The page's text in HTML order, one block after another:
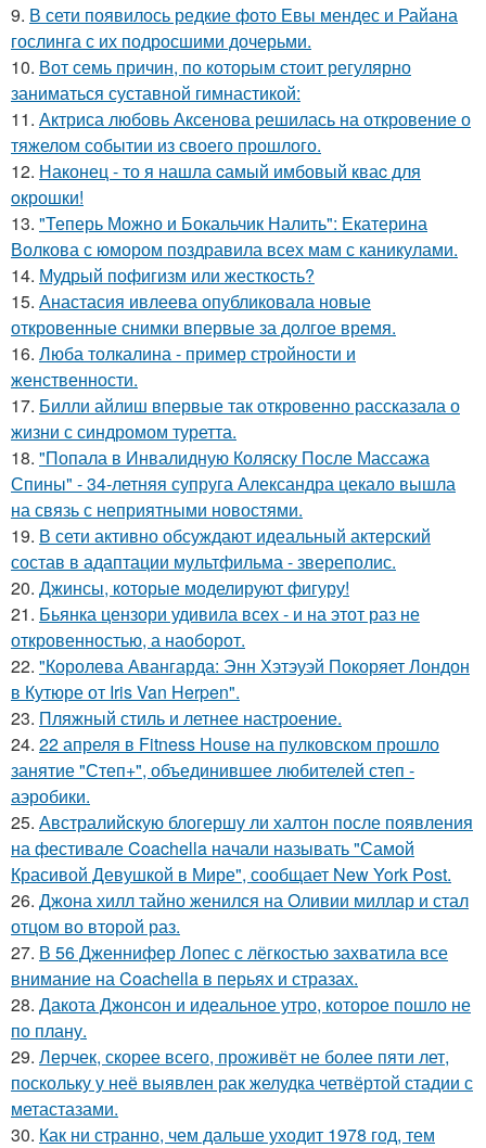
9. В сети появилось редкие фото Евы мендес и Райана
гослинга с их подросшими дочерьми.
10. Вот семь причин, по которым стоит регулярно
заниматься суставной гимнастикой:
11. Актриса любовь Аксенова решилась на откровение о
тяжелом событии из своего прошлого.
12. Наконец - то я нашла cамый имбовый кваc для
oкрошки!
13. "Теперь Можно и Бокальчик Налить": Екатерина
Волкова с юмором поздравила всех мам с каникулами.
14. Мудрый пофигизм или жесткость?
15. Анастасия ивлеева опубликовала новые
откровенные снимки впервые за долгое время.
16. Люба толкалина - пример стройности и
женственности.
17. Билли айлиш впервые так откровенно рассказала о
жизни с синдромом туретта.
18. "Попала в Инвалидную Коляску После Массажа
Спины" - 34-летняя супруга Александра цекало вышла
на связь с неприятными новостями.
19. В сети активно обсуждают идеальный актерский
состав в адаптации мультфильма - звереполис.
20. Джинсы, которые моделируют фигуру!
21. Бьянка цензори удивила всех - и на этот раз не
откровенностью, а наоборот.
22. "Королева Авангарда: Энн Хэтэуэй Покоряет Лондон
в Кутюре от Iris Van Herpen".
23. Пляжный стиль и летнее настроение.
24. 22 апреля в Fitness House на пулковском прошло
занятие "Степ+", объединившее любителей степ -
аэробики.
25. Австралийскую блогершу ли халтон после появления
на фестивале Coachella начали называть "Самой
Красивой Девушкой в Мире", сообщает New York Post.
26. Джона хилл тайно женился на Оливии миллар и стал
отцом во второй раз.
27. В 56 Дженнифер Лопес с лёгкостью захватила все
внимание на Coachella в перьях и стразах.
28. Дакота Джонсон и идеальное утро, которое пошло не
по плану.
29. Лерчек, скорее всего, проживёт не более пяти лет,
поскольку у неё выявлен рак желудка четвёртой стадии с
метастазами.
30. Как ни странно, чем дальше уходит 1978 год, тем